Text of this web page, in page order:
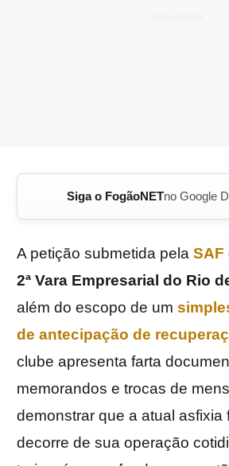
Siga o FogãoNETno Google
A petição submetida pela SAF
2ª Vara Empresarial do Rio
além do escopo de um
de antecipação de
clube apresenta farta
memorandos e trocas de
demonstrar que a atual asfixia
decorre de sua operação